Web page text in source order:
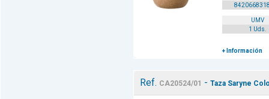
UMV
1 Uds.
+ Información
Ref. CA20524/01 - Taza Saryne